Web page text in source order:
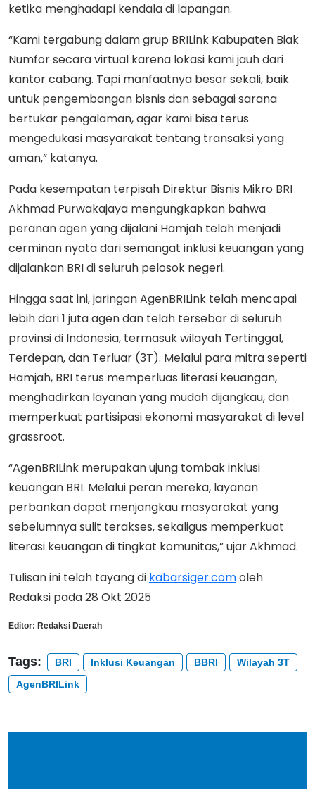
ketika menghadapi kendala di lapangan.
“Kami tergabung dalam grup BRILink Kabupaten Biak
Numfor secara virtual karena lokasi kami jauh dari
kantor cabang. Tapi manfaatnya besar sekali, baik
untuk pengembangan bisnis dan sebagai sarana
bertukar pengalaman, agar kami bisa terus
mengedukasi masyarakat tentang transaksi yang
aman,” katanya.
Pada kesempatan terpisah Direktur Bisnis Mikro BRI
Akhmad Purwakajaya mengungkapkan bahwa
peranan agen yang dijalani Hamjah telah menjadi
cerminan nyata dari semangat inklusi keuangan yang
dijalankan BRI di seluruh pelosok negeri.
Hingga saat ini, jaringan AgenBRILink telah mencapai
lebih dari 1 juta agen dan telah tersebar di seluruh
provinsi di Indonesia, termasuk wilayah Tertinggal,
Terdepan, dan Terluar (3T). Melalui para mitra seperti
Hamjah, BRI terus memperluas literasi keuangan,
menghadirkan layanan yang mudah dijangkau, dan
memperkuat partisipasi ekonomi masyarakat di level
grassroot.
“AgenBRILink merupakan ujung tombak inklusi
keuangan BRI. Melalui peran mereka, layanan
perbankan dapat menjangkau masyarakat yang
sebelumnya sulit terakses, sekaligus memperkuat
literasi keuangan di tingkat komunitas,” ujar Akhmad.
Tulisan ini telah tayang di kabarsiger.comoleh
Redaksi pada 28 Okt 2025
Editor: Redaksi Daerah
Tags: BRI Inklusi Keuangan BBRI
Wilayah 3T
AgenBRILink